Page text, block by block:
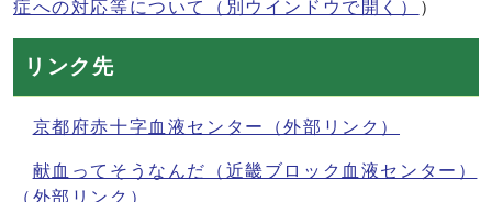
症への対応等について
（別ウインドウで開く） ）
リンク先
京都府赤十字血液センター（外部リンク）
献血ってそうなんだ（近畿ブロック血液センター）
（外部リンク）